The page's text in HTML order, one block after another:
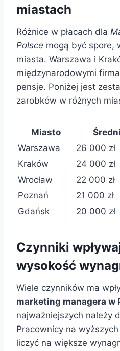
miastach
Różnice w płacach dla
Polsce mogą być spore,
miasta. Warszawa i
międzynarodowymi
pensje. Poniżej jest
zarobków w różnych
Miasto
Warszawa
26 000 zł
Kraków
24 000 zł
Wrocław
22 000 zł
Poznań
21 000 zł
Gdańsk
20 000 zł
Czynniki
wysokość
Wiele czynników ma
marketing managera w
najważniejszych należy
Pracownicy na
liczyć na większe